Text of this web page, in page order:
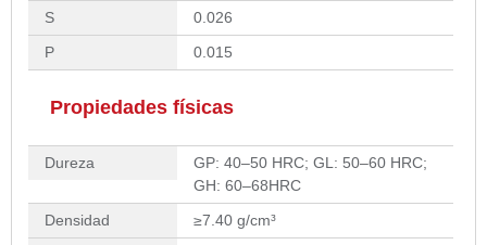
S
0.026
P
0.015
Propiedades físicas
Dureza
GP: 40–50 HRC; GL: 50–60 HRC;
GH: 60–68HRC
Densidad
≥7.40 g/cm³